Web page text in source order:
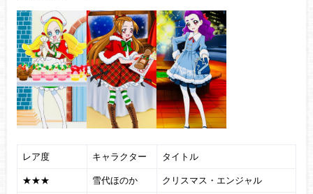
レア度 キャラクター タイトル
★★★ 雪代ほのか クリスマス・エンジャル